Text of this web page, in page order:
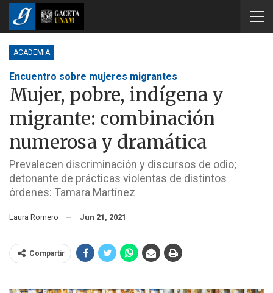
ACADEMIA
Encuentro sobre mujeres migrantes
Mujer, pobre, indígena y
migrante: combinación
numerosa y dramática
Prevalecen discriminación y discursos de odio;
detonante de prácticas violentas de distintos
órdenes: Tamara Martínez
Laura Romero Jun 21, 2021
Compartir